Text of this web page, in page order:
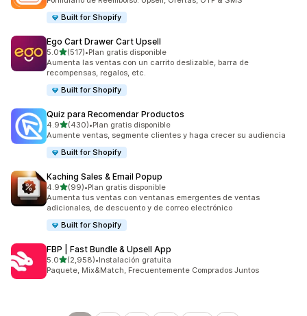
Built for Shopify
Ego Cart Drawer Cart Upsell
5.0de 5 estrellas
(517)
517 reseñas en total
•Plan gratis disponible
Aumenta las ventas con un carrito deslizable, barra de
recompensas, regalos, etc.
Built for Shopify
Quiz para Recomendar Productos
4.9de 5 estrellas
(430)
430 reseñas en total
•Plan gratis disponible
Aumente ventas, segmente clientes y haga crecer su audiencia
Built for Shopify
Kaching Sales & Email Popup
4.9de 5 estrellas
(99)
99 reseñas en total
•Plan gratis disponible
Aumenta tus ventas con ventanas emergentes de ventas
adicionales, de descuento y de correo electrónico
Built for Shopify
FBP | Fast Bundle & Upsell App
5.0de 5 estrellas
(2,958)
2958 reseñas en total
•Instalación gratuita
Paquete, Mix&Match, Frecuentemente Comprados Juntos